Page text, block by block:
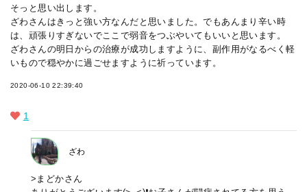
そっと思い出します。
ざわさんはきっと強い方なんだと思いました。でもあんまり辛い時
は、頑張りすぎないでここで弱音をつぶやいてもいいと思います。
ざわさんの明日からの治療が成功しますように、副作用がなるべく軽
いもので穏やかに過ごせますように祈っています。
2020-06-10 22:39:40
1
ざわ
>まどかさん